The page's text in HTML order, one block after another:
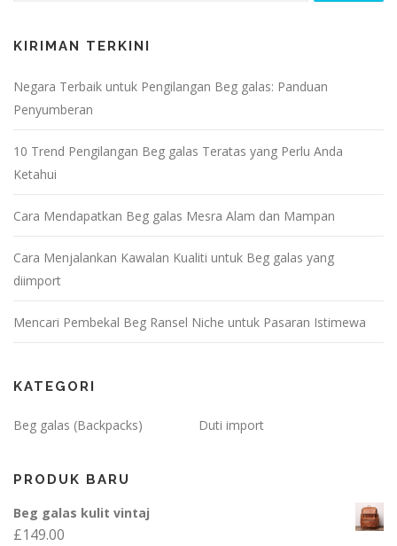
KIRIMAN TERKINI
Negara Terbaik untuk Pengilangan Beg galas: Panduan
Penyumberan
10 Trend Pengilangan Beg galas Teratas yang Perlu Anda
Ketahui
Cara Mendapatkan Beg galas Mesra Alam dan Mampan
Cara Menjalankan Kawalan Kualiti untuk Beg galas yang
diimport
Mencari Pembekal Beg Ransel Niche untuk Pasaran Istimewa
KATEGORI
Beg galas (Backpacks) Duti import
PRODUK BARU
Beg galas kulit vintaj
£149.00